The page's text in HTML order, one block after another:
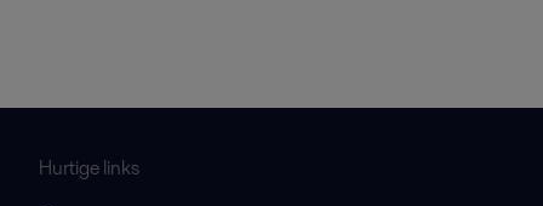
Hurtige links